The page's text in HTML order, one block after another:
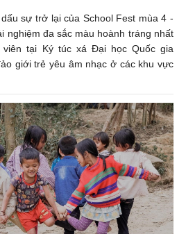
sự trở lại của School Fest mùa 4 -
nghiệm đa sắc màu hoành tráng nhất
viên tại Ký túc xá Đại học Quốc gia
giới trẻ yêu âm nhạc ở các khu vực